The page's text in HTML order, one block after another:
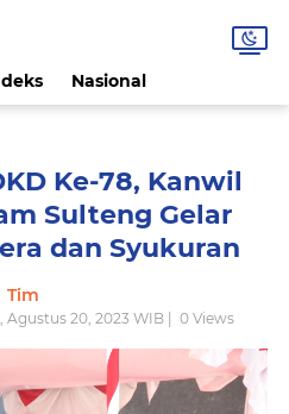
Nasional
Ke-78, Kanwil
Sulteng Gelar
dan Syukuran
Tim
20, 2023 WIB | 0 Views